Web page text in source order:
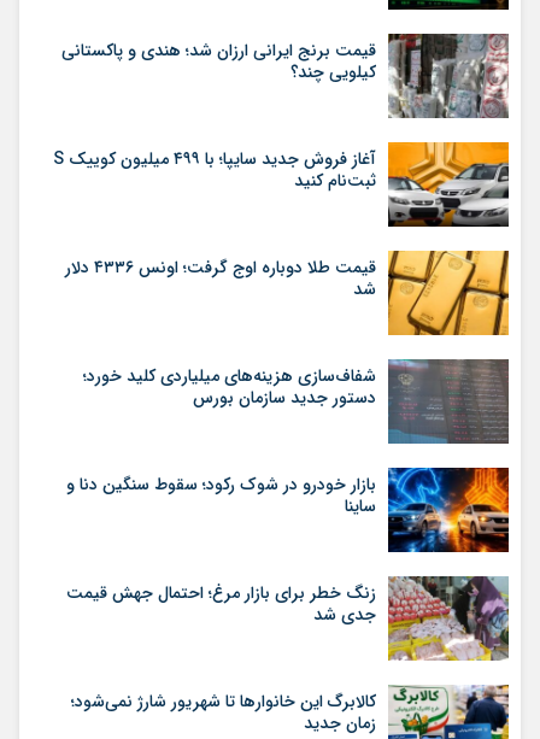
قیمت برنج ایرانی ارزان شد؛ هندی و پاکستانی
کیلویی چند؟
آغاز فروش جدید سایپا؛ با ۴۹۹ میلیون کوییک S
ثبت‌نام کنید
قیمت طلا دوباره اوج گرفت؛ اونس ۴۳۳۶ دلار
شد
شفاف‌سازی هزینه‌های میلیاردی کلید خورد؛
دستور جدید سازمان بورس
بازار خودرو در شوک رکود؛ سقوط سنگین دنا و
ساینا
زنگ خطر برای بازار مرغ؛ احتمال جهش قیمت
جدی شد
کالابرگ این خانوارها تا شهریور شارژ نمی‌شود؛
زمان جدید